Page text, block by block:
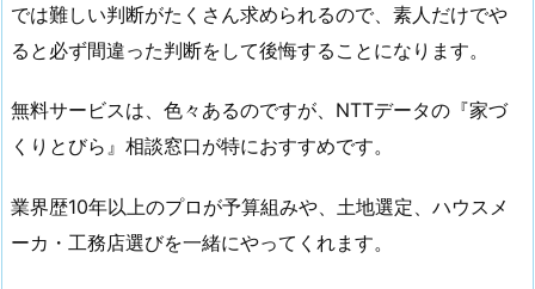
では難しい判断がたくさん求められるので、素人だけでや
ると必ず間違った判断をして後悔することになります。
無料サービスは、色々あるのですが、NTTデータの『家づ
くりとびら』相談窓口が特におすすめです。
業界歴10年以上のプロが予算組みや、土地選定、ハウスメ
ーカ・工務店選びを一緒にやってくれます。